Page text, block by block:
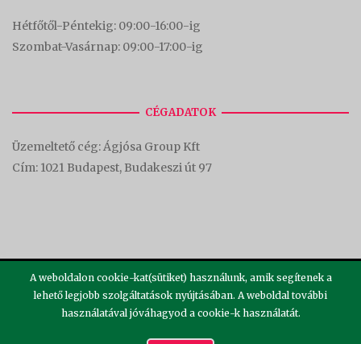
Hétfőtől-Péntekig: 09:00-16:00-ig
Szombat-Vasárnap: 09:00-17:00-ig
CÉGADATOK
Üzemeltető cég: Ágjósa Group Kft
Cím: 1021 Budapest, Budakeszi út 97
Theme bySiteOrigin
A weboldalon cookie-kat(sütiket) használunk, amik segítenek a
lehető legjobb szolgáltatások nyújtásában. A weboldal további
használatával jóváhagyod a cookie-k használatát.